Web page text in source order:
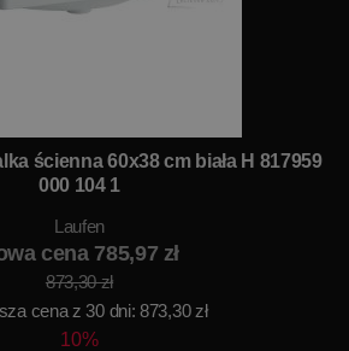
ścienna 60x38 cm biała H 817959
000 104 1
Laufen
cena 785,97 zł
873,30 zł
cena z 30 dni: 873,30 zł
10%